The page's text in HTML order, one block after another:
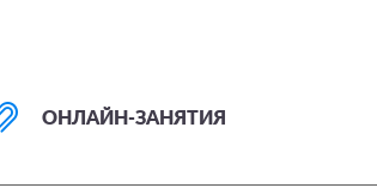
ОНЛАЙН-ЗАНЯТИЯ